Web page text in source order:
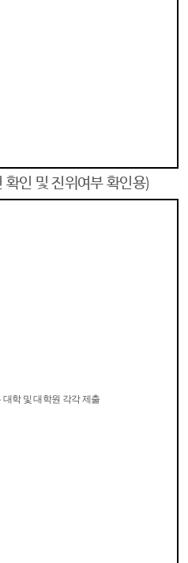
확인 및 진위여부 확인용)
학 및 대학원 각각 제출